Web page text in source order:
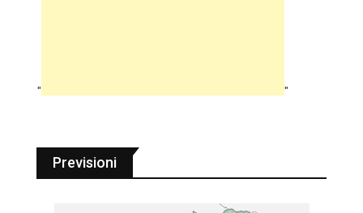
" "
Previsioni